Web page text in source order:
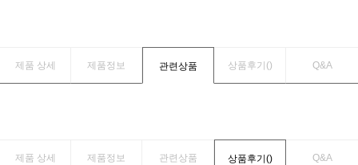
제품 상세 제품정보 관련상품 상품후기() Q&A
제품 상세 제품정보 관련상품 상품후기() Q&A